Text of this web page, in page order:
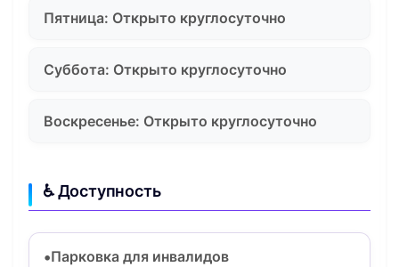
Пятница: Открыто круглосуточно
Суббота: Открыто круглосуточно
Воскресенье: Открыто круглосуточно
♿ Доступность
Парковка для инвалидов